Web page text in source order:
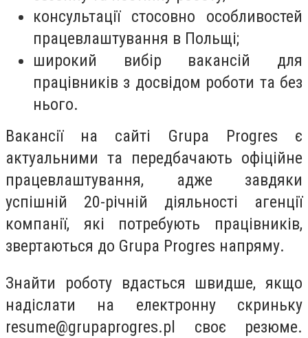
консультації стосовно особливостей
працевлаштування в Польщі;
широкий вибір вакансій для
працівників з досвідом роботи та без
нього.
Вакансії на сайті Grupa Progres є
актуальними та передбачають офіційне
працевлаштування, адже завдяки
успішній 20-річній діяльності агенції
компанії, які потребують працівників,
звертаються до Grupa Progres напряму.
Знайти роботу вдасться швидше, якщо
надіслати на електронну скриньку
resume@grupaprogres.pl своє резюме.